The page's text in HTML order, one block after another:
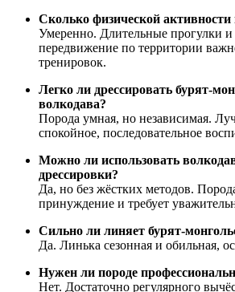
Сколько физической
Умеренно. Длительные прогулки и
передвижение по территории
тренировок.
Легко ли дрессировать бурят-
волкодава?
Порода умная, но независимая.
спокойное, последовательное
Можно ли использовать
дрессировки?
Да, но без жёстких методов.
принуждение и требует
Сильно ли линяет бурят-
Да. Линька сезонная и обильная,
Нужен ли породе
Нет. Достаточно регулярного